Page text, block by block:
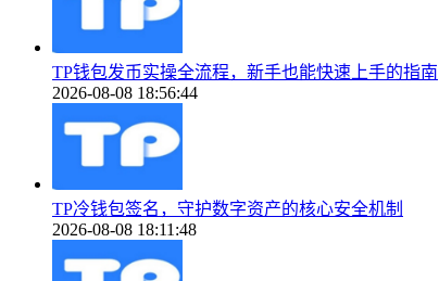
TP钱包发币实操全流程，新手也能快速上手的指南
2026-08-08 18:56:44
TP冷钱包签名，守护数字资产的核心安全机制
2026-08-08 18:11:48